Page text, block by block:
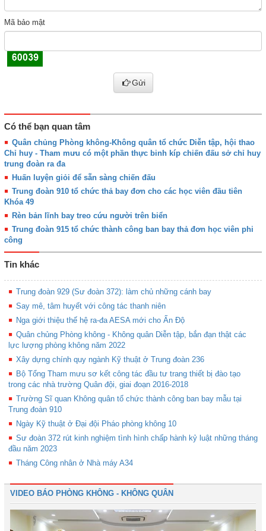
Mã bảo mật
Gửi
Có thể bạn quan tâm
Quân chủng Phòng không-Không quân tổ chức Diễn tập, hội thao
Chỉ huy - Tham mưu có một phần thực binh kíp chiến đấu sở chỉ huy
trung đoàn ra đa
Huấn luyện giỏi để sẵn sàng chiến đấu
Trung đoàn 910 tổ chức thả bay đơn cho các học viên đầu tiên
Khóa 49
Rèn bản lĩnh bay treo cứu người trên biển
Trung đoàn 915 tổ chức thành công ban bay thả đơn học viên phi
công
Tin khác
Trung đoàn 929 (Sư đoàn 372): làm chủ những cánh bay
Say mê, tâm huyết với công tác thanh niên
Nga giới thiệu thế hệ ra-đa AESA mới cho Ấn Độ
Quân chủng Phòng không - Không quân Diễn tập, bắn đạn thật các
lực lượng phòng không năm 2022
Xây dựng chính quy ngành Kỹ thuật ở Trung đoàn 236
Bộ Tổng Tham mưu sơ kết công tác đầu tư trang thiết bị đào tạo
trong các nhà trường Quân đội, giai đoạn 2016-2018
Trường Sĩ quan Không quân tổ chức thành công ban bay mẫu tại
Trung đoàn 910
Ngày Kỹ thuật ở Đại đội Pháo phòng không 10
Sư đoàn 372 rút kinh nghiệm tình hình chấp hành kỷ luật những tháng
đầu năm 2023
Tháng Công nhân ở Nhà máy A34
VIDEO BÁO PHÒNG KHÔNG - KHÔNG QUÂN